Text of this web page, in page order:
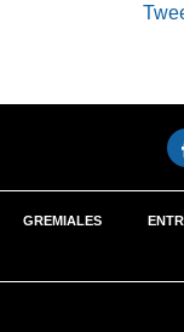
GREMIALES